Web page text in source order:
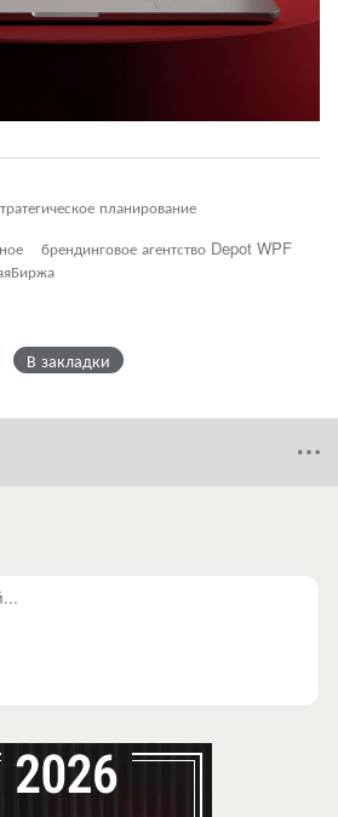
планирование
брендинговое агентство Depot WPF
В закладки